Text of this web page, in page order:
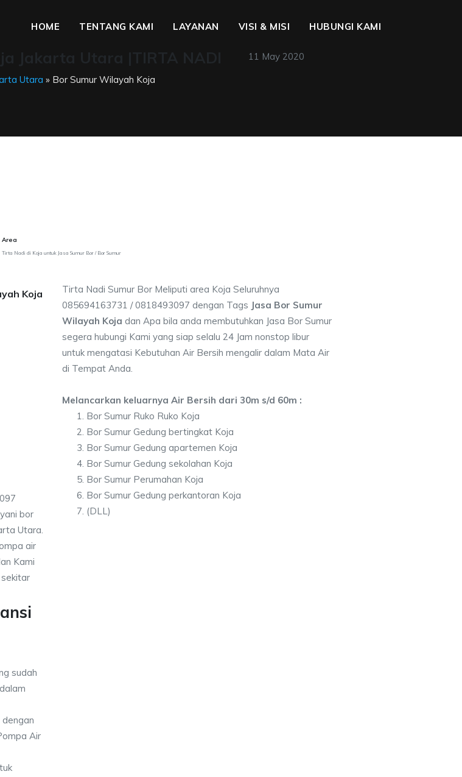
HOME TENTANG KAMI LAYANAN VISI & MISI HUBUNGI KAMI
11 May 2020
Utara » Bor Sumur Wilayah Koja
Area
Tirta Nadi di Koja untuk Jasa Sumur Bor / Bor Sumur
Koja
bor
Utara.
air
Kami
Tirta Nadi Sumur Bor Meliputi area Koja Seluruhnya
085694163731 / 0818493097 dengan Tags Jasa Bor Sumur
Wilayah Koja dan Apa bila anda membutuhkan Jasa Bor Sumur
segera hubungi Kami yang siap selalu 24 Jam nonstop libur
untuk mengatasi Kebutuhan Air Bersih mengalir dalam Mata Air
di Tempat Anda.
Melancarkan keluarnya Air Bersih dari 30m s/d 60m :
Bor Sumur Ruko Ruko Koja
Bor Sumur Gedung bertingkat Koja
Bor Sumur Gedung apartemen Koja
Bor Sumur Gedung sekolahan Koja
Bor Sumur Perumahan Koja
Bor Sumur Gedung perkantoran Koja
(DLL)
sudah
Air